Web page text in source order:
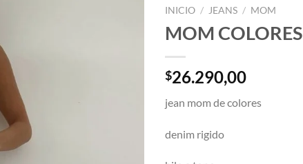
INICIO / JEANS / MOM
MOM COLORES
$26.290,00
jean mom de colores
denim rigido